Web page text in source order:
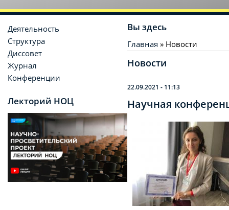
Вы здесь
Главная » Новости
Новости
22.09.2021 - 11:13
Научная
Деятельность
Структура
Диссовет
Журнал
Конференции
Лекторий НОЦ